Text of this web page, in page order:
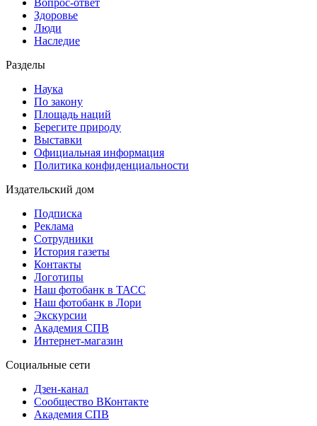
Вопрос-ответ
Здоровье
Люди
Наследие
Разделы
Наука
По закону
Площадь наций
Берегите природу
Выставки
Официальная информация
Политика конфиденциальности
Издательский дом
Подписка
Реклама
Сотрудники
История газеты
Контакты
Логотипы
Наш фотобанк в ТАСС
Наш фотобанк в Лори
Экскурсии
Академия СПВ
Интернет-магазин
Социальные сети
Дзен-канал
Сообщество ВКонтакте
Академия СПВ